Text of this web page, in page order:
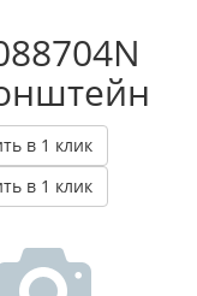
в 1 клик
в 1 клик